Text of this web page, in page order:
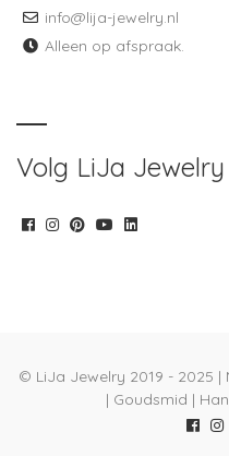
info@lija-jewelry.nl
Alleen op afspraak.
Volg LiJa Jewelry
© LiJa Jewelry 2019 - 2025 |
| Goudsmid |